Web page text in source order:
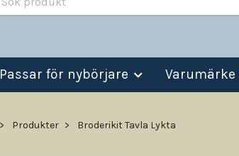
Passar för nybörjare Varumärke
Produkter Broderikit Tavla Lykta